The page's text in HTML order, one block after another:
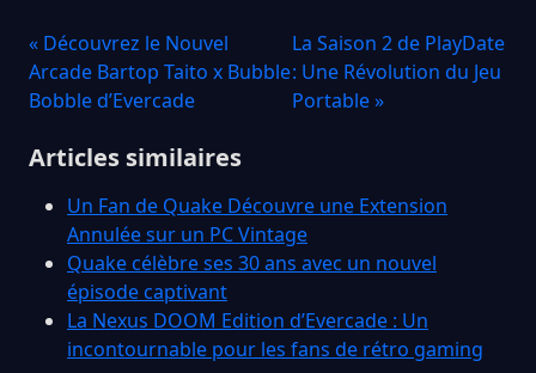
« Découvrez le Nouvel
Arcade Bartop Taito x Bubble
Bobble d’Evercade
La Saison 2 de PlayDate
: Une Révolution du Jeu
Portable »
Articles similaires
Un Fan de Quake Découvre une Extension
Annulée sur un PC Vintage
Quake célèbre ses 30 ans avec un nouvel
épisode captivant
La Nexus DOOM Edition d’Evercade : Un
incontournable pour les fans de rétro gaming